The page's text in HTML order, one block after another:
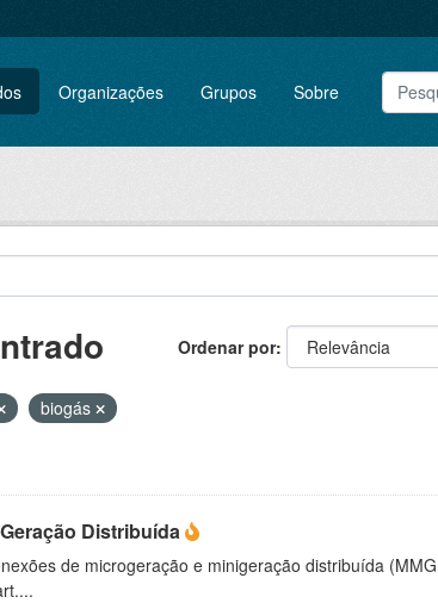
Organizações Grupos Sobre
Ordenar por
biogás
Distribuída
de microgeração e minigeração distribuída